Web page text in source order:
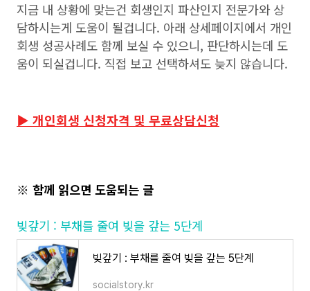
지금 내 상황에 맞는건 회생인지 파산인지 전문가와 상
담하시는게 도움이 될겁니다. 아래 상세페이지에서 개인
회생 성공사례도 함께 보실 수 있으니, 판단하시는데 도
움이 되실겁니다. 직접 보고 선택하셔도 늦지 않습니다.
▶ 개인회생 신청자격 및 무료상담신청
※ 함께 읽으면 도움되는 글
빚갚기 : 부채를 줄여 빚을 갚는 5단계
빚갚기 : 부채를 줄여 빚을 갚는 5단계
socialstory.kr